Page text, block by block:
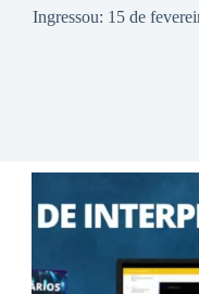
Ingressou: 15 de